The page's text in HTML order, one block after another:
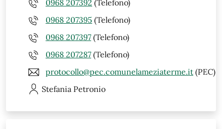
0968 207392 (Telefono)
0968 207395 (Telefono)
0968 207397 (Telefono)
0968 207287 (Telefono)
protocollo@pec.comunelameziaterme.it (PEC)
Stefania Petronio